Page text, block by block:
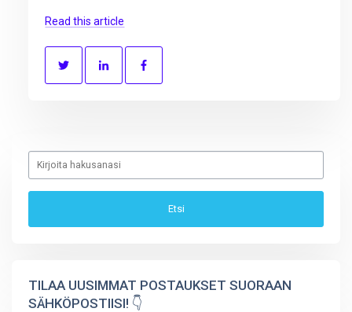
Read this article
TILAA UUSIMMAT POSTAUKSET SUORAAN
SÄHKÖPOSTIISI! 👇